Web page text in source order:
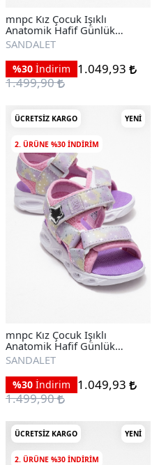
mnpc Kız Çocuk Işıklı
Anatomik Hafif Günlük
Sandalet
SANDALET
%30 İndirim
1.049,93
1.499,90
ÜCRETSIZ KARGO YENI
2. ÜRÜNE %30 INDIRIM
mnpc Kız Çocuk Işıklı
Anatomik Hafif Günlük
Sandalet
SANDALET
%30 İndirim
1.049,93
1.499,90
ÜCRETSIZ KARGO YENI
2. ÜRÜNE %30 INDIRIM